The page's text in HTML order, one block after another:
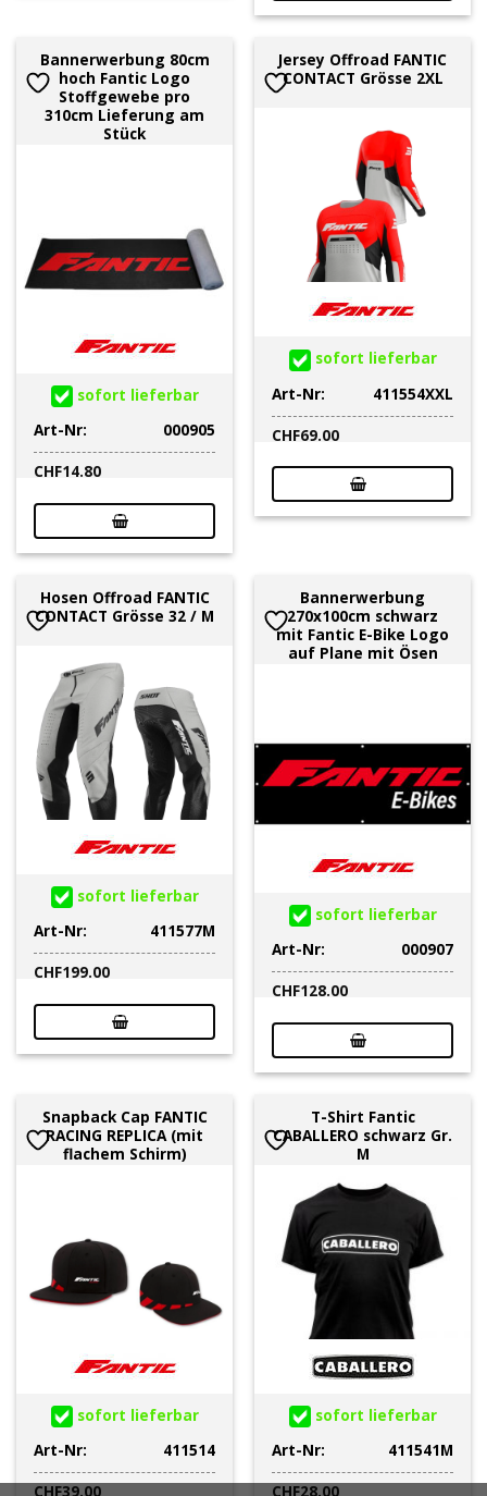
Bannerwerbung 80cm
hoch Fantic Logo
Stoffgewebe pro
310cm Lieferung am
Stück
sofort lieferbar
Art-Nr:
000905
CHF14.80
Jersey Offroad FANTIC
CONTACT Grösse 2XL
sofort lieferbar
Art-Nr:
411554XXL
CHF69.00
Hosen Offroad FANTIC
CONTACT Grösse 32 / M
sofort lieferbar
Art-Nr:
411577M
CHF199.00
Bannerwerbung
270x100cm schwarz
mit Fantic E-Bike Logo
auf Plane mit Ösen
sofort lieferbar
Art-Nr:
000907
CHF128.00
Snapback Cap FANTIC
RACING REPLICA (mit
flachem Schirm)
sofort lieferbar
Art-Nr:
411514
CHF39.00
T-Shirt Fantic
CABALLERO schwarz Gr.
M
sofort lieferbar
Art-Nr:
411541M
CHF28.00